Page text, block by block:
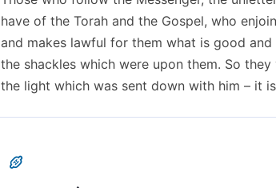
have of the Torah and the Gospel, who
and makes lawful for them what is good
the shackles which were upon them. So
the light which was sent down with him – it